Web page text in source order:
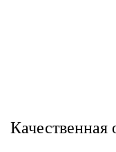
Качественная